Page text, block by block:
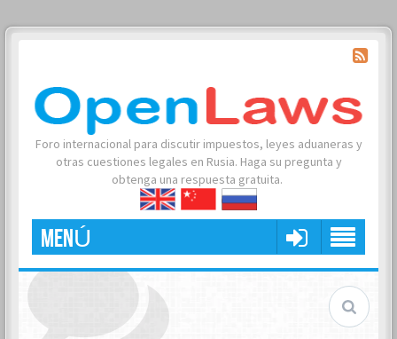
Foro internacional para discutir impuestos, leyes aduaneras y
otras cuestiones legales en Rusia. Haga su pregunta y
obtenga una respuesta gratuita.
MENÚ